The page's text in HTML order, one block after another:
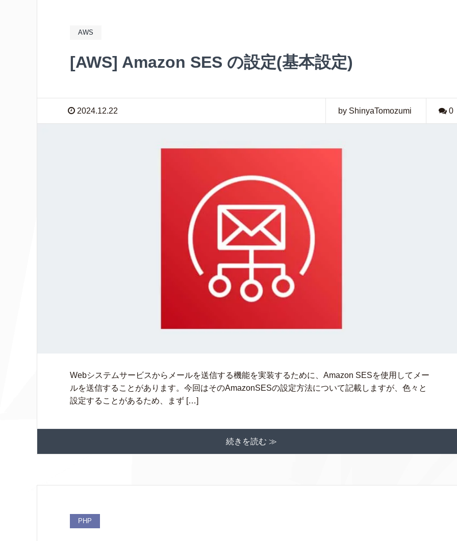
AWS
[AWS] Amazon SES の設定(基本設定)
2024.12.22 by ShinyaTomozumi 0
Webシステムサービスからメールを送信する機能を実装するために、Amazon SESを使用してメー
ルを送信することがあります。今回はそのAmazonSESの設定方法について記載しますが、色々と
設定することがあるため、まず […]
続きを読む ≫
PHP